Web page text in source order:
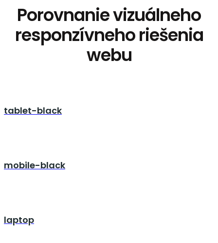
Porovnanie vizuálneho
responzívneho riešenia
webu
tablet-black
mobile-black
laptop